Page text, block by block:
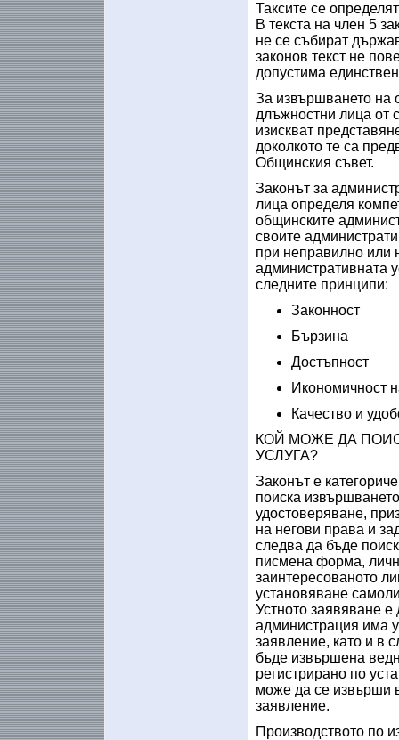
Таксите се
В текста на член 5
не се събират
законов текст не
допустима
За извършването на
длъжностни лица от
изискват
доколкото те са
Общинския съвет.
Законът за
лица определя
общинските
своите
при неправилно или
административната
следните принципи:
Законност
Бързина
Достъпност
Икономичност
Качество и
КОЙ МОЖЕ ДА
УСЛУГА?
Законът е
поиска
удостоверяване,
на негови права и
следва да бъде
писмена форма,
заинтересованото
установяване
Устното заявяване е
администрация има
заявление, като и в
бъде извършена
регистрирано по
може да се извърши
заявление.
Производството по